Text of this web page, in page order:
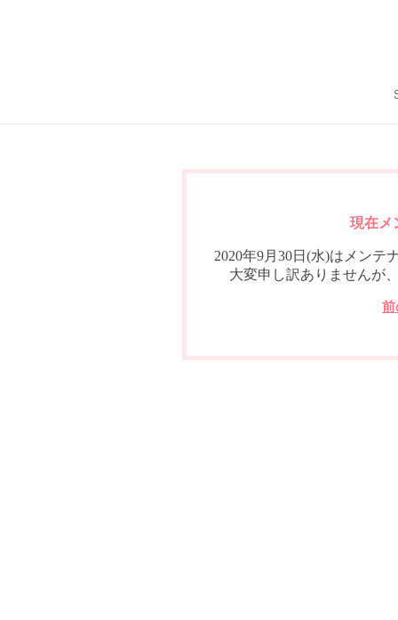
現在メ
2020年9月30日(水)はメンテ
大変申し訳ありませんが
前